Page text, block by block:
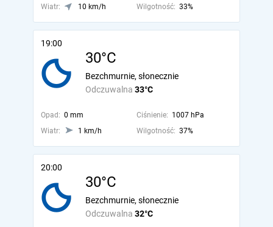
Wiatr:
10 km/h Wilgotność: 33%
19:00
30°C
Odczuwalna 33°C
Bezchmurnie, słonecznie
Opad: 0 mm Ciśnienie: 1007 hPa
Wiatr:
1 km/h Wilgotność: 37%
20:00
30°C
Odczuwalna 32°C
Bezchmurnie, słonecznie